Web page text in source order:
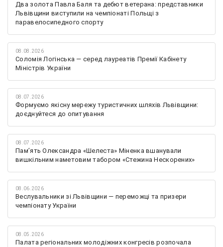
Два золота Павла Баля та дебют ветерана: представники
Львівщини виступили на чемпіонаті Польщі з
паравелосипедного спорту
08.08.2026
Соломія Логінська — серед лауреатів Премії Кабінету
Міністрів України
08.07.2026
Формуємо якісну мережу туристичних шляхів Львівщини:
доєднуйтеся до опитування
08.07.2026
Памʼять Олександра «Шелеста» Міненка вшанували
вишкільним наметовим табором «Стежина Нескорених»
08.06.2026
Веслувальники зі Львівщини — переможці та призери
чемпіонату України
08.05.2026
Палата регіональних молодіжних конгресів розпочала